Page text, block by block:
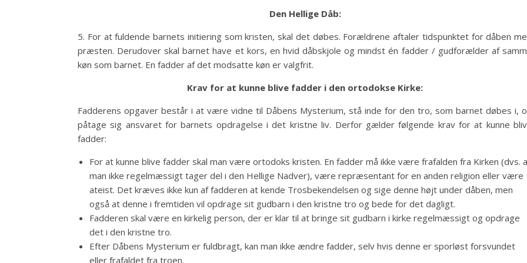
Den Hellige Dåb:
5. For at fuldende barnets initiering som kristen, skal det døbes. Forældrene aftaler tidspunktet for dåben
præsten. Derudover skal barnet have et kors, en hvid dåbskjole og mindst én fadder / gudforælder af
køn som barnet. En fadder af det modsatte køn er valgfrit.
Krav for at kunne blive fadder i den ortodokse Kirke:
Fadderens opgaver består i at være vidne til Dåbens Mysterium, stå inde for den tro, som barnet døbes i,
påtage sig ansvaret for barnets opdragelse i det kristne liv. Derfor gælder følgende krav for at kunne
fadder:
For at kunne blive fadder skal man være ortodoks kristen. En fadder må ikke være frafalden fra Kirken (dvs.
man ikke regelmæssigt tager del i den Hellige Nadver), være repræsentant for en anden religion eller være
ateist. Det kræves ikke kun af fadderen at kende Trosbekendelsen og sige denne højt under dåben, men
også at denne i fremtiden vil opdrage sit gudbarn i den kristne tro og bede for det dagligt.
Fadderen skal være en kirkelig person, der er klar til at bringe sit gudbarn i kirke regelmæssigt og opdrage
det i den kristne tro.
Efter Dåbens Mysterium er fuldbragt, kan man ikke ændre fadder, selv hvis denne er sporløst forsvundet
eller frafaldet fra troen.